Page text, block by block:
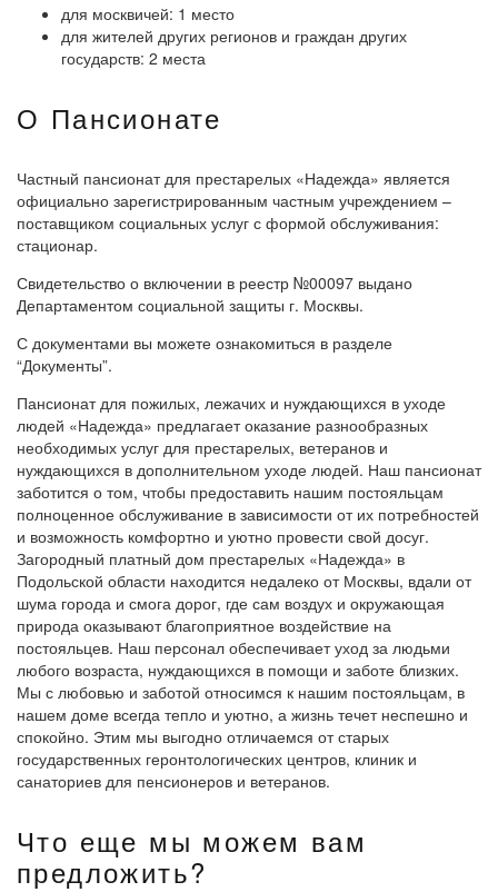
для москвичей: 1 место
для жителей других регионов и граждан других
государств: 2 места
О Пансионате
Частный пансионат для престарелых «Надежда» является
официально зарегистрированным частным учреждением –
поставщиком социальных услуг с формой обслуживания:
стационар.
Свидетельство о включении в реестр №00097 выдано
Департаментом социальной защиты г. Москвы.
С документами вы можете ознакомиться в разделе
“Документы”.
Пансионат для пожилых, лежачих и нуждающихся в уходе
людей «Надежда» предлагает оказание разнообразных
необходимых услуг для престарелых, ветеранов и
нуждающихся в дополнительном уходе людей. Наш пансионат
заботится о том, чтобы предоставить нашим постояльцам
полноценное обслуживание в зависимости от их потребностей
и возможность комфортно и уютно провести свой досуг.
Загородный платный дом престарелых «Надежда» в
Подольской области находится недалеко от Москвы, вдали от
шума города и смога дорог, где сам воздух и окружающая
природа оказывают благоприятное воздействие на
постояльцев. Наш персонал обеспечивает уход за людьми
любого возраста, нуждающихся в помощи и заботе близких.
Мы с любовью и заботой относимся к нашим постояльцам, в
нашем доме всегда тепло и уютно, а жизнь течет неспешно и
спокойно. Этим мы выгодно отличаемся от старых
государственных геронтологических центров, клиник и
санаториев для пенсионеров и ветеранов.
Что еще мы можем вам
предложить?